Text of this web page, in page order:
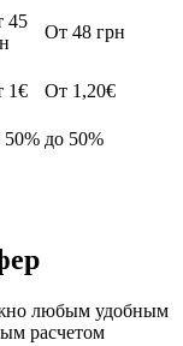
45
От 48 грн
1€
От 1,20€
50% до 50%
любым удобным
расчетом